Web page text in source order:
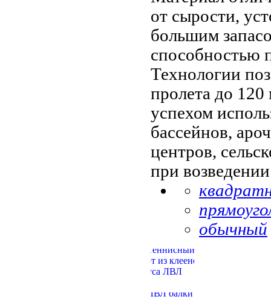
от сырости,
большим
способностью
Технологии
пролета до 120
успехом
бассейнов,
центров,
при
обычный